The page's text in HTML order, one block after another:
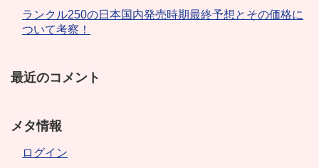
ランクル250の日本国内発売時期最終予想とその価格に
ついて考察！
最近のコメント
メタ情報
ログイン